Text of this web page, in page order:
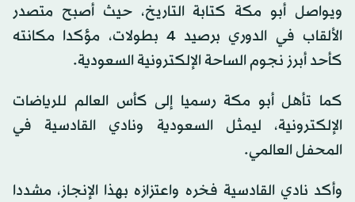
ويواصل أبو مكة كتابة التاريخ، حيث أصبح متصدر
الألقاب في الدوري برصيد 4 بطولات، مؤكدا مكانته
كأحد أبرز نجوم الساحة الإلكترونية السعودية.
كما تأهل أبو مكة رسميا إلى كأس العالم للرياضات
الإلكترونية، ليمثل السعودية ونادي القادسية في
المحفل العالمي.
وأكد نادي القادسية فخره واعتزازه بهذا الإنجاز، مشددا